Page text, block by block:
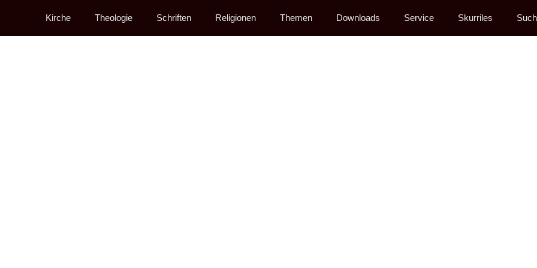
Kirche Theologie Schriften Religionen Themen Downloads Service Skurriles